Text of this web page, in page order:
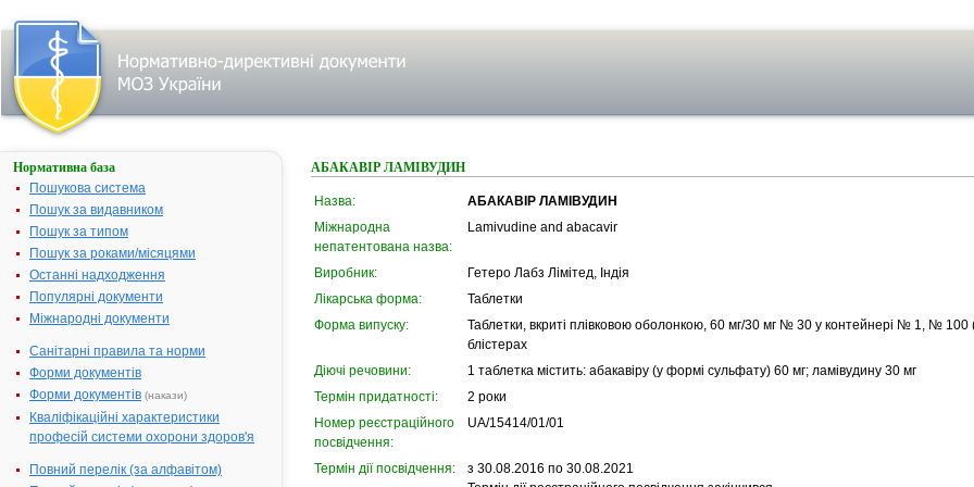
Нормативна база
Пошукова система
Пошук за видавником
Пошук за типом
Пошук за роками/місяцями
Останні надходження
Популярні документи
Міжнародні документи
Санітарні правила та норми
Форми документів
Форми документів (накази)
Кваліфікаційні характеристики
професій системи охорони здоров'я
Повний перелік (за алфавітом)
АБАКАВІР ЛАМІВУДИН
Назва:
АБАКАВІР ЛАМІВУДИН
Міжнародна
непатентована назва:
Lamivudine and abacavir
Виробник:
Гетеро Лабз Лімітед, Індія
Лікарська форма:
Таблетки
Форма випуску:
Таблетки, вкриті плівковою оболонкою, 60 мг/30 мг № 30 у контейнері № 1, № 100
блістерах
Діючі речовини:
1 таблетка містить: абакавіру (у формі сульфату) 60 мг; ламівудину 30 мг
Термін придатності:
2 роки
Номер реєстраційного
посвідчення:
UA/15414/01/01
Термін дії посвідчення:
з 30.08.2016 по 30.08.2021